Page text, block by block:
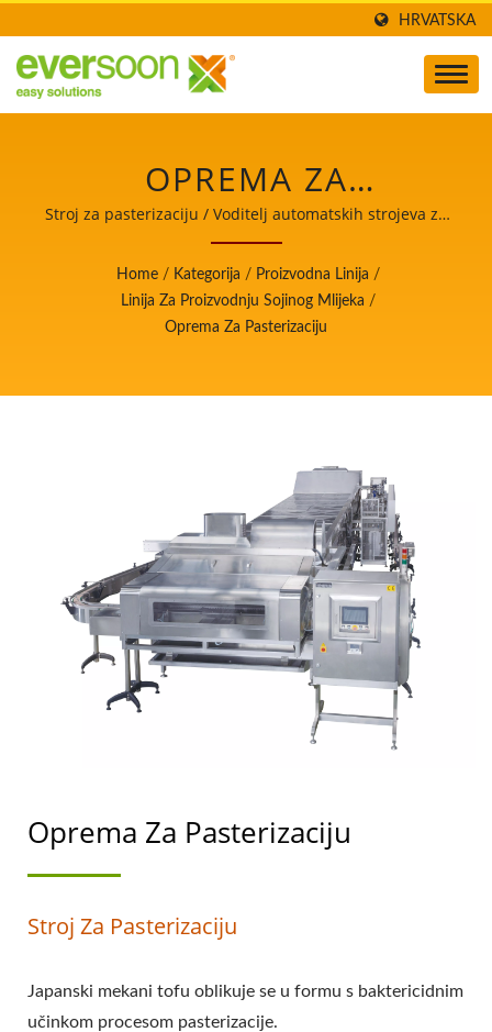
HRVATSKA
OPREMA ZA
PASTERIZACIJU JE
JEDNA OD MAŠINA U
LINIJI ZA PROIZVODNJU
VODITELJ
STROJEVA ZA
PROIZVODNJU TOFUA I
SOJINOG MLIJEKA S
NAJVIŠIM PRIORITETOM
NA SIGURNOSTI
Stroj za pasterizaciju / Voditelj automatskih strojeva za
proizvodnju tofua i sojinog mlijeka s najvišim
prioritetom na sigurnosti hrane.
Home / Kategorija / Proizvodna Linija /
Linija Za Proizvodnju Sojinog Mlijeka /
Oprema Za Pasterizaciju
Oprema Za Pasterizaciju
Stroj Za Pasterizaciju
Japanski mekani tofu oblikuje se u formu s baktericidnim
učinkom procesom pasterizacije.